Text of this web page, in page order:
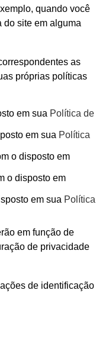
quando você
do site em alguma
as
próprias políticas
em sua Política de
em sua Política
o disposto em
o disposto em
em sua Política
em função de
de privacidade
de identificação